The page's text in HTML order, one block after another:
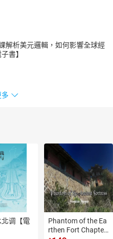
解析美元邏輯，如何影響全球經
書】
调【電
Phantom of the Ea
rthen Fort Chapter